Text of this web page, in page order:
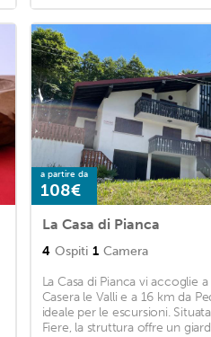
a partire da
108€
La Casa di Pianca
4 Ospiti 1 Camera
La Casa di Pianca vi accoglie
Casera le Valli e a 16 km da
ideale per le escursioni.
Fiere, la struttura offre un